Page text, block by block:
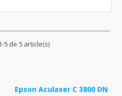
5 de 5 article(s)
Epson Aculaser C 3800 DN